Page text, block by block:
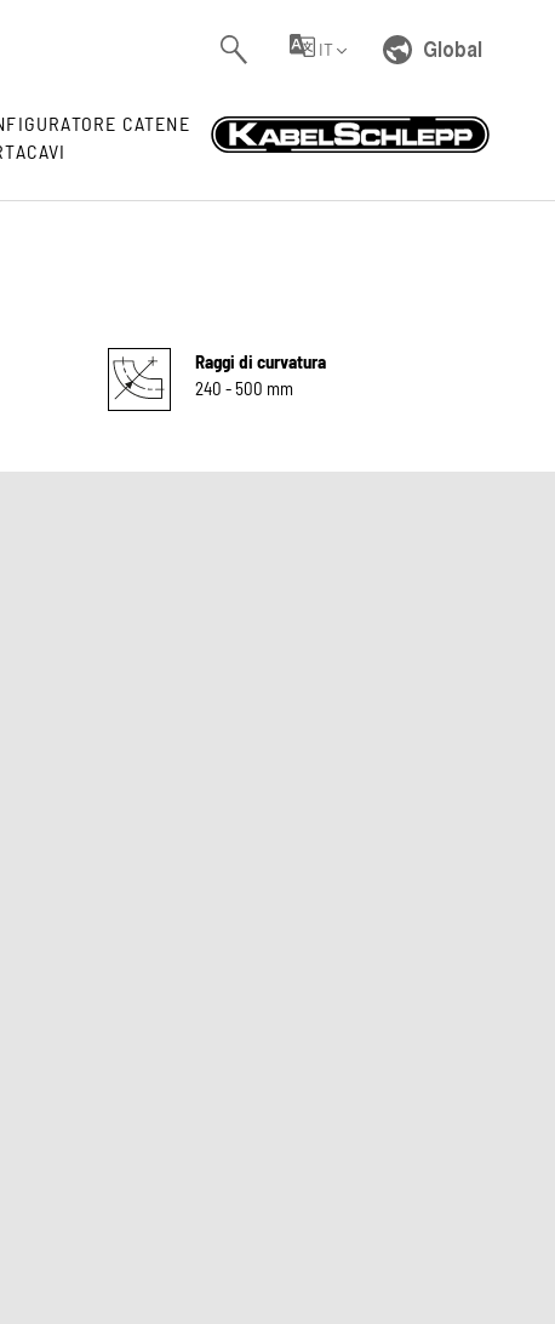
IT Global
CATENE
Raggi di curvatura
240 - 500 mm